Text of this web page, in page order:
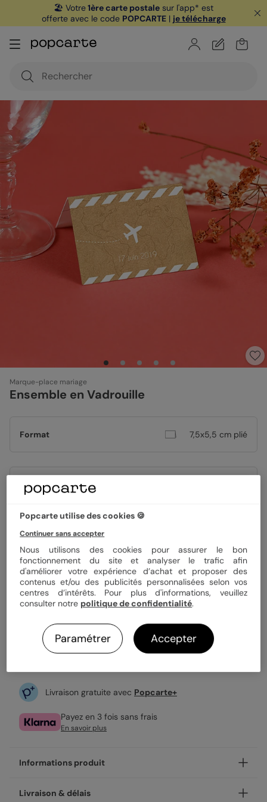
🏖️ Votre1ère carte postale sur l'app* est
offerte avec le code POPCARTE| je télécharge
Marque-place mariage
Ensemble en Vadrouille
Format 7,5x5,5 cm plié
Papier
Quantité
13,99 €
Vendu en lot de 8
Fabrication française
Expédition rapide en 48h
Personnaliser
Livraison gratuite avec Popcarte+
Payez en 3 fois sans frais
En savoir plus
Informations produit
Personnalisez votre marque place Ensemble en Vadrouille,
Livraison & délais
Popcarte utilise des cookies 🍪
Continuer sans accepter
Nous utilisons des cookies pour assurer le bon
fonctionnement du site et analyser le trafic afin
d'améliorer votre expérience d’achat et proposer des
contenus et/ou des publicités personnalisées selon vos
centres d’intérêts. Pour plus d'informations, veuillez
consulter notre politique de confidentialité.
Paramétrer Accepter